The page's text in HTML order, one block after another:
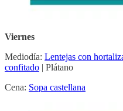
Viernes
Mediodía: Lentejas con
confitado | Plátano
Cena: Sopa castellana